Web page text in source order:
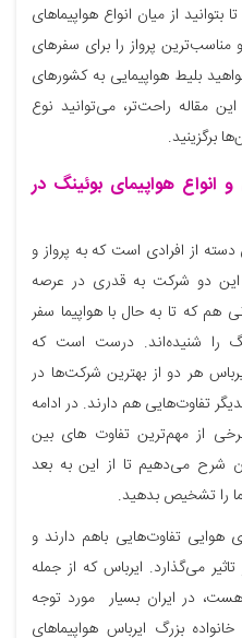
از میان انواع هواپیماهای
مناسب‌ترین پرواز را برای سفرهای
بلیط هواپیمایی به کشورهای
مقاله راحت‌تر، می‌توانید نوع
برگزینید.
انواع هواپیمای بوئینگ در
دسته از افرادی است که به پرواز و
این دو شرکت به قدری در عرصه
که تا به حال با هواپیما سفر
را شنیده‌اند. درست است که
هر دو از بهترین شرکت‌ها در
تفاوت‌هایی هم دارند. در ادامه
برخی از مهم‌ترین تفاوت‌ های بین
شرح می‌دهیم تا از این به بعد
را تشخیص بدهید.
هوایی تفاوت‌هایی باهم دارند و
می‌گذارد. ایرباس که از جمله
در ایران بسیار مورد توجه
بزرگ ایرباس هواپیماهای